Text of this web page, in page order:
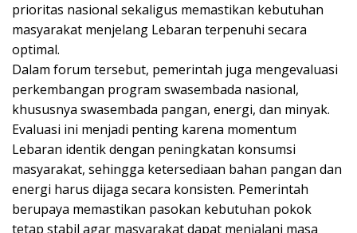
prioritas nasional sekaligus memastikan kebutuhan
masyarakat menjelang Lebaran terpenuhi secara
optimal.
Dalam forum tersebut, pemerintah juga mengevaluasi
perkembangan program swasembada nasional,
khususnya swasembada pangan, energi, dan minyak.
Evaluasi ini menjadi penting karena momentum
Lebaran identik dengan peningkatan konsumsi
masyarakat, sehingga ketersediaan bahan pangan dan
energi harus dijaga secara konsisten. Pemerintah
berupaya memastikan pasokan kebutuhan pokok
tetap stabil agar masyarakat dapat menjalani masa